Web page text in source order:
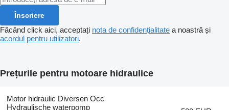
Înscriere
Făcând click aici, acceptați nota de confidențialitate a noastră și
acordul pentru utilizatori.
Prețurile pentru motoare hidraulice
Motor hidraulic Diversen Occ
Hydraulische waterpomp